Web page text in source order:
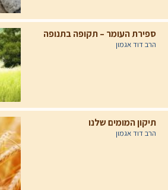
ספירת העומר – תקופה בתנופה
הרב דוד אגמון
תיקון המומים שלנו
הרב דוד אגמון